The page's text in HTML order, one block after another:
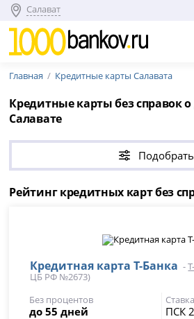
Салават
Главная Кредитные карты Салавата
Кредитные карты без справок
Салавате
Подобрать
Рейтинг кредитных карт без
Кредитная карта Т-Банка -
ЦБ РФ №2673)
Без процентов
до 55 дней ПСК